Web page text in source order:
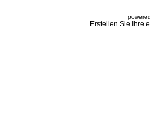
Erstellen Sie Ihre